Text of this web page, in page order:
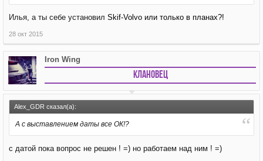
Илья, а ты себе установил Skif-Volvo или только в планах?!
28 окт 2015
Iron Wing
Клановец
Alex_GDR сказал(а):
А с выставлением даты все ОК!?
с датой пока вопрос не решен ! =) но работаем над ним ! =)